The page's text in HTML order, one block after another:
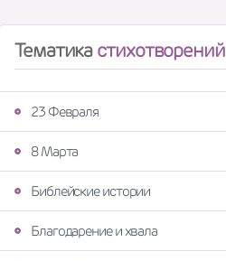
Тематикастихотворений
23 Февраля
8 Марта
Библейские истории
Благодарение и хвала